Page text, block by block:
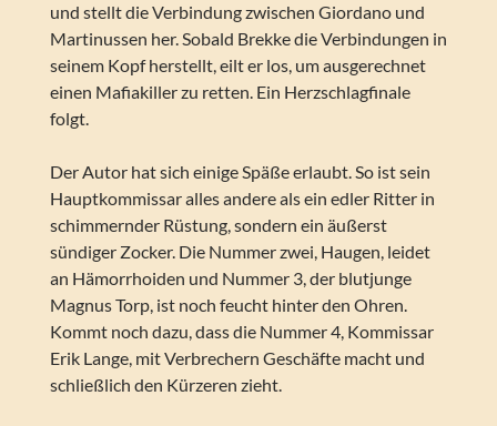
und stellt die Verbindung zwischen Giordano und
Martinussen her. Sobald Brekke die Verbindungen in
seinem Kopf herstellt, eilt er los, um ausgerechnet
einen Mafiakiller zu retten. Ein Herzschlagfinale
folgt.
Der Autor hat sich einige Späße erlaubt. So ist sein
Hauptkommissar alles andere als ein edler Ritter in
schimmernder Rüstung, sondern ein äußerst
sündiger Zocker. Die Nummer zwei, Haugen, leidet
an Hämorrhoiden und Nummer 3, der blutjunge
Magnus Torp, ist noch feucht hinter den Ohren.
Kommt noch dazu, dass die Nummer 4, Kommissar
Erik Lange, mit Verbrechern Geschäfte macht und
schließlich den Kürzeren zieht.